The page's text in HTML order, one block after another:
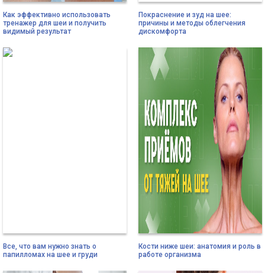
Как эффективно использовать
тренажер для шеи и получить
видимый результат
Покраснение и зуд на шее:
причины и методы облегчения
дискомфорта
Все, что вам нужно знать о
папилломах на шее и груди
Кости ниже шеи: анатомия и роль в
работе организма